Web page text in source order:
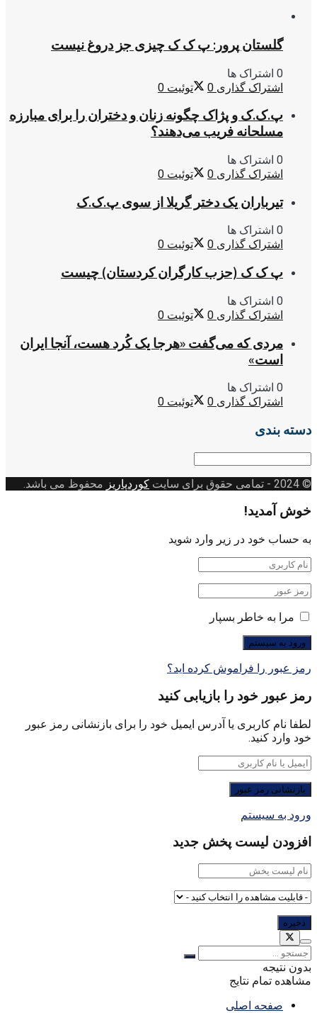
گلستان پرور: پ ک ک چیزی جز دروغ نیست
0 اشتراک ها
اشتراک گذاری 0 توئیت 0
پ.ک.ک و پژاک چگونه زنان و دختران را برای مبارزه
مسلحانه فریب می‌دهند؟
0 اشتراک ها
اشتراک گذاری 0 توئیت 0
تیرباران یک دختر گریلا از سوی پ.ک.ک
0 اشتراک ها
اشتراک گذاری 0 توئیت 0
پ ک ک (حزب کارگران کردستان) چیست
0 اشتراک ها
اشتراک گذاری 0 توئیت 0
مردی که می‌گفت «هرجا یک کُرد هست، آنجا ایران
است»
0 اشتراک ها
اشتراک گذاری 0 توئیت 0
دسته بندی
دسته
© 2024
- تمامی حقوق برای سایت کوردپاریز محفوظ می باشد.
خوش آمدید!
به حساب خود در زیر وارد شوید
مرا به خاطر بسپار
رمز عبور را فراموش کرده اید؟
رمز عبور خود را بازیابی کنید
لطفا نام کاربری یا آدرس ایمیل خود را برای بازنشانی رمز عبور
خود وارد کنید.
ورود به سیستم
افزودن لیست پخش جدید
بدون نتیجه
مشاهده تمام نتایج
صفحه اصلی